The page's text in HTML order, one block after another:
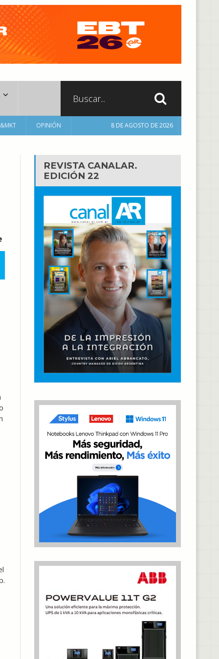
OPINIÓN 8 DE AGOSTO DE 2026
REVISTA CANALAR.
EDICIÓN 22